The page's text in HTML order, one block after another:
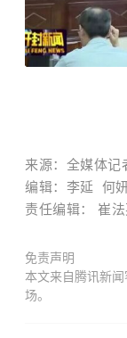
来源： 全媒体记
编辑：李延 何
责任编辑：崔
免责声明
本文来自腾讯新
场。